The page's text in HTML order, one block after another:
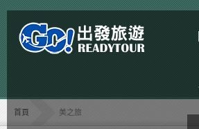
首頁 美之旅